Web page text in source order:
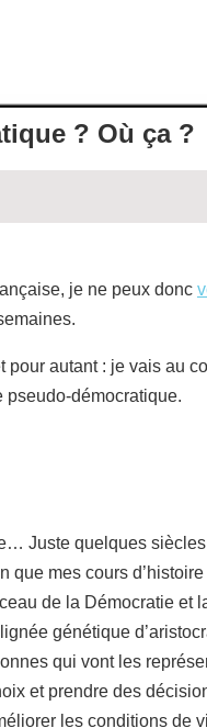
? Où ça ?
je ne peux donc
pour autant : je vais au
pseudo-démocratique.
Juste quelques
que mes cours
de la Démocratie et
génétique
qui vont les
et prendre des
les conditions de